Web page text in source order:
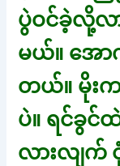
ပွဲဝင်ခဲ့လို့လ
မယ်။ အေ
တယ်။ မိုးက
ပဲ။ ရင်ခွ
လားလျက်